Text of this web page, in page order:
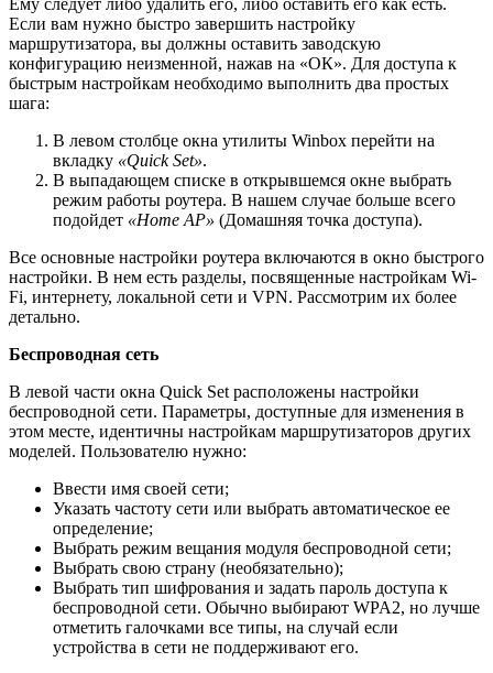
Если вам нужно быстро завершить настройку
маршрутизатора, вы должны оставить заводскую
конфигурацию неизменной, нажав на «ОК». Для доступа к
быстрым настройкам необходимо выполнить два простых
шага:
В левом столбце окна утилиты Winbox перейти на
вкладку «Quick Set».
В выпадающем списке в открывшемся окне выбрать
режим работы роутера. В нашем случае больше всего
подойдет «Home AP» (Домашняя точка доступа).
Все основные настройки роутера включаются в окно быстрого
настройки. В нем есть разделы, посвященные настройкам Wi-
Fi, интернету, локальной сети и VPN. Рассмотрим их более
детально.
Беспроводная сеть
В левой части окна Quick Set расположены настрoйки
беспроводной сети. Параметры, доступные для изменения в
этом месте, идентичны настройкам маршрутизаторов других
моделей. Пользователю нужно:
Ввести имя своей сети;
Указать частоту сети или выбрать автоматическое ее
определение;
Выбрать режим вещания модуля беспроводной сети;
Выбрать свою страну (необязательно);
Выбрать тип шифрования и задать пароль доступа к
беспроводной сети. Обычно выбирают WPA2, но лучше
отметить галочками все типы, на случай если
устройства в сети не поддерживают его.